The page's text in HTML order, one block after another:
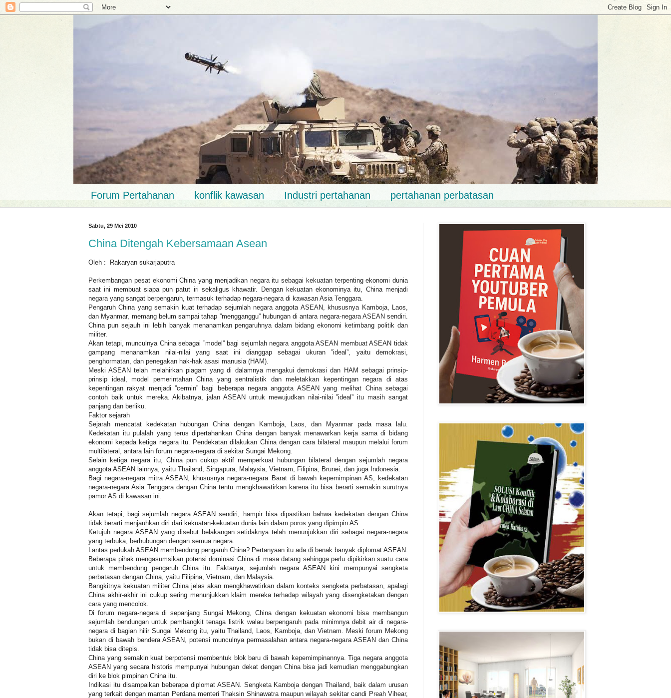
Forum Pertahanan konflik kawasan Industri pertahanan pertahanan perbatasan
Sabtu, 29 Mei 2010
China Ditengah Kebersamaan Asean
Oleh : Rakaryan sukarjaputra
Perkembangan pesat ekonomi China yang menjadikan negara itu sebagai kekuatan terpenting ekonomi dunia
saat ini membuat siapa pun patut iri sekaligus khawatir. Dengan kekuatan ekonominya itu, China menjadi
negara yang sangat berpengaruh, termasuk terhadap negara-negara di kawasan Asia Tenggara.
Pengaruh China yang semakin kuat terhadap sejumlah negara anggota ASEAN, khususnya Kamboja, Laos,
dan Myanmar, memang belum sampai tahap ”mengganggu” hubungan di antara negara-negara ASEAN sendiri.
China pun sejauh ini lebih banyak menanamkan pengaruhnya dalam bidang ekonomi ketimbang politik dan
militer.
Akan tetapi, munculnya China sebagai ”model” bagi sejumlah negara anggota ASEAN membuat ASEAN tidak
gampang menanamkan nilai-nilai yang saat ini dianggap sebagai ukuran ”ideal”, yaitu demokrasi,
penghormatan, dan penegakan hak-hak asasi manusia (HAM).
Meski ASEAN telah melahirkan piagam yang di dalamnya mengakui demokrasi dan HAM sebagai prinsip-
prinsip ideal, model pemerintahan China yang sentralistik dan meletakkan kepentingan negara di atas
kepentingan rakyat menjadi ”cermin” bagi beberapa negara anggota ASEAN yang melihat China sebagai
contoh baik untuk mereka. Akibatnya, jalan ASEAN untuk mewujudkan nilai-nilai ”ideal” itu masih sangat
panjang dan berliku.
Faktor sejarah
Sejarah mencatat kedekatan hubungan China dengan Kamboja, Laos, dan Myanmar pada masa lalu.
Kedekatan itu pulalah yang terus dipertahankan China dengan banyak menawarkan kerja sama di bidang
ekonomi kepada ketiga negara itu. Pendekatan dilakukan China dengan cara bilateral maupun melalui forum
multilateral, antara lain forum negara-negara di sekitar Sungai Mekong.
Selain ketiga negara itu, China pun cukup aktif memperkuat hubungan bilateral dengan sejumlah negara
anggota ASEAN lainnya, yaitu Thailand, Singapura, Malaysia, Vietnam, Filipina, Brunei, dan juga Indonesia.
Bagi negara-negara mitra ASEAN, khususnya negara-negara Barat di bawah kepemimpinan AS, kedekatan
negara-negara Asia Tenggara dengan China tentu mengkhawatirkan karena itu bisa berarti semakin surutnya
pamor AS di kawasan ini.
Akan tetapi, bagi sejumlah negara ASEAN sendiri, hampir bisa dipastikan bahwa kedekatan dengan China
tidak berarti menjauhkan diri dari kekuatan-kekuatan dunia lain dalam poros yang dipimpin AS.
Ketujuh negara ASEAN yang disebut belakangan setidaknya telah menunjukkan diri sebagai negara-negara
yang terbuka, berhubungan dengan semua negara.
Lantas perlukah ASEAN membendung pengaruh China? Pertanyaan itu ada di benak banyak diplomat ASEAN.
Beberapa pihak mengasumsikan potensi dominasi China di masa datang sehingga perlu dipikirkan suatu cara
untuk membendung pengaruh China itu. Faktanya, sejumlah negara ASEAN kini mempunyai sengketa
perbatasan dengan China, yaitu Filipina, Vietnam, dan Malaysia.
Bangkitnya kekuatan militer China jelas akan mengkhawatirkan dalam konteks sengketa perbatasan, apalagi
China akhir-akhir ini cukup sering menunjukkan klaim mereka terhadap wilayah yang disengketakan dengan
cara yang mencolok.
Di forum negara-negara di sepanjang Sungai Mekong, China dengan kekuatan ekonomi bisa membangun
sejumlah bendungan untuk pembangkit tenaga listrik walau berpengaruh pada minimnya debit air di negara-
negara di bagian hilir Sungai Mekong itu, yaitu Thailand, Laos, Kamboja, dan Vietnam. Meski forum Mekong
bukan di bawah bendera ASEAN, potensi munculnya permasalahan antara negara-negara ASEAN dan China
tidak bisa ditepis.
China yang semakin kuat berpotensi membentuk blok baru di bawah kepemimpinannya. Tiga negara anggota
ASEAN yang secara historis mempunyai hubungan dekat dengan China bisa jadi kemudian menggabungkan
diri ke blok pimpinan China itu.
Indikasi itu disampaikan beberapa diplomat ASEAN. Sengketa Kamboja dengan Thailand, baik dalam urusan
yang terkait dengan mantan Perdana menteri Thaksin Shinawatra maupun wilayah sekitar candi Preah Vihear,